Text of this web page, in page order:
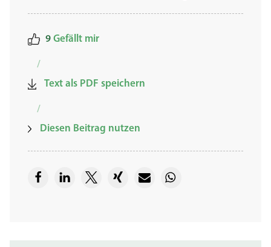
9 Gefällt mir
/
Text als PDF speichern
/
Diesen Beitrag nutzen